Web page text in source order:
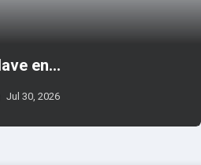
en…
Jul 30, 2026